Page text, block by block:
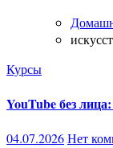
Курсы
YouTube без
04.07.2026Нет